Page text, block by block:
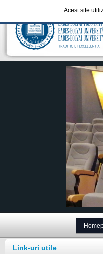
Link-uri utile
Acest site